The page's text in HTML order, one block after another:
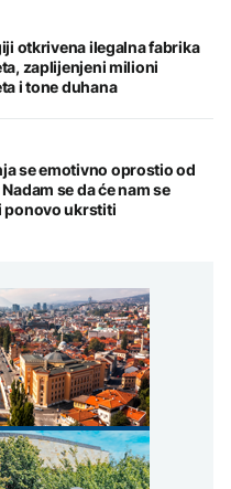
otkrivena ilegalna fabrika
zaplijenjeni milioni
i tone duhana
se emotivno oprostio od
Nadam se da će nam se
ponovo ukrstiti